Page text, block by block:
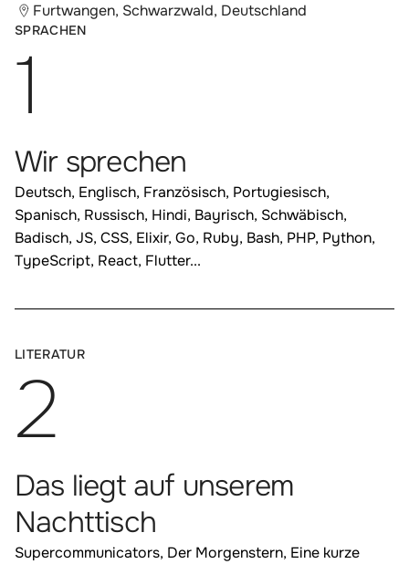
Furtwangen, Schwarzwald, Deutschland
SPRACHEN:
1
Wir sprechen
Deutsch, Englisch, Französisch, Portugiesisch,
Spanisch, Russisch, Hindi, Bayrisch, Schwäbisch,
Badisch, JS, CSS, Elixir, Go, Ruby, Bash, PHP, Python,
TypeScript, React, Flutter...
LITERATUR:
2
Das liegt auf unserem
Nachttisch
Supercommunicators, Der Morgenstern, Eine kurze